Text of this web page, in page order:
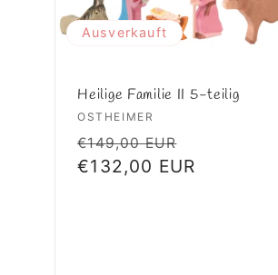
Ausverkauft
Heilige Familie II 5-teilig
Anbieter:
OSTHEIMER
Normaler
Preis
€149,00 EUR
€132,00 EUR